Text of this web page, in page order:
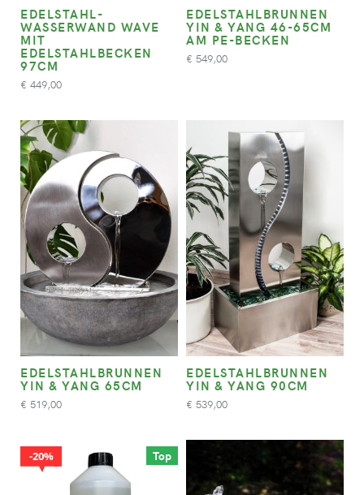
EDELSTAHL-
WASSERWAND WAVE
MIT
EDELSTAHLBECKEN
97CM
€ 449,00
EDELSTAHLBRUNNEN
YIN & YANG 46-65CM
AM PE-BECKEN
€ 549,00
EDELSTAHLBRUNNEN
YIN & YANG 65CM
€ 519,00
EDELSTAHLBRUNNEN
YIN & YANG 90CM
€ 539,00
Top
20%